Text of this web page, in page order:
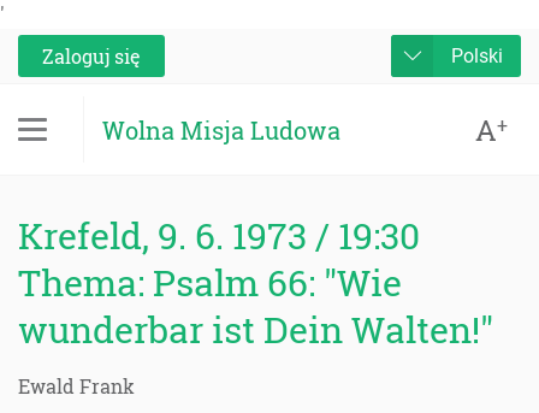
'
Zaloguj się
Polski
Wolna Misja Ludowa A+
Krefeld, 9. 6. 1973 / 19:30
Thema: Psalm 66: "Wie
wunderbar ist Dein Walten!"
Ewald Frank